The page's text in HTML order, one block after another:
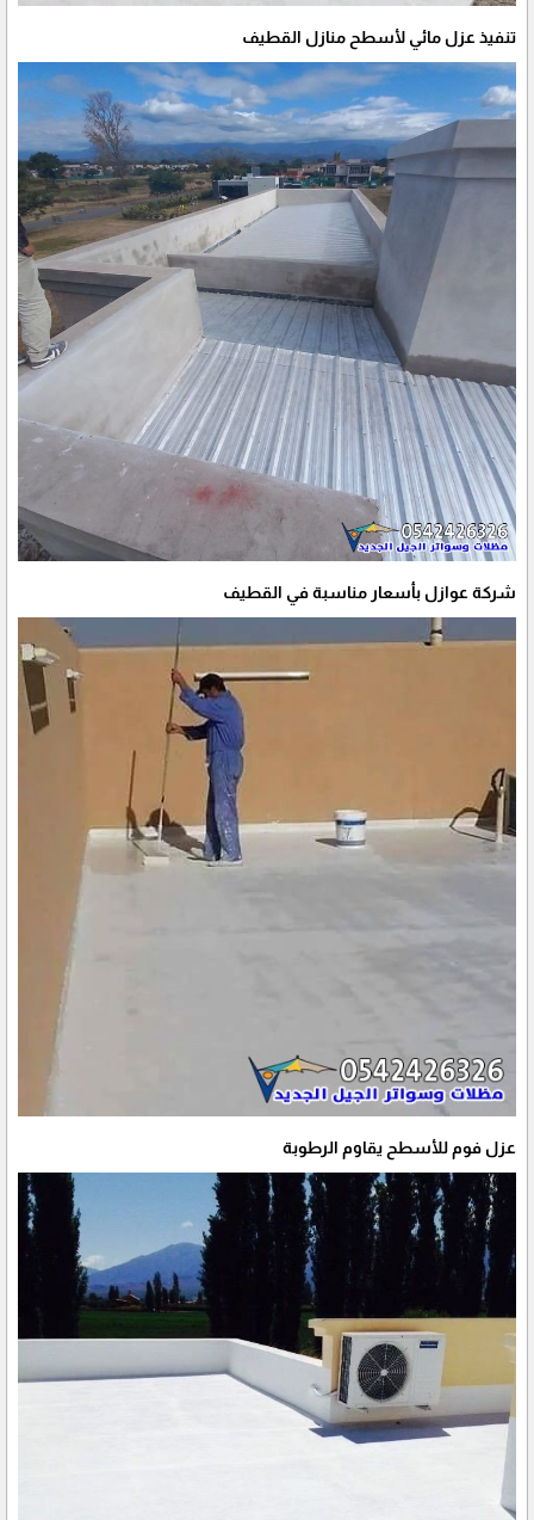
تنفيذ عزل مائي لأسطح منازل القطيف
شركة عوازل بأسعار مناسبة في القطيف
عزل فوم للأسطح يقاوم الرطوبة